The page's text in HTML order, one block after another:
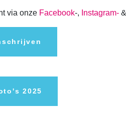
via onze Facebook-, Instagram-&
2025